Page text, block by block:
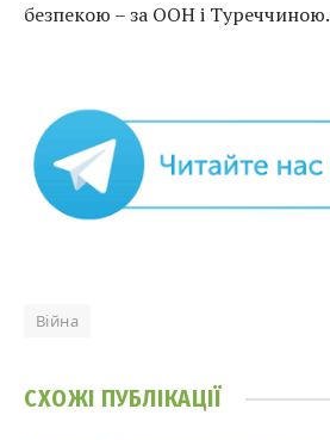
безпекою – за ООН і Туреччиною.
Війна
СХОЖІ ПУБЛІКАЦІЇ